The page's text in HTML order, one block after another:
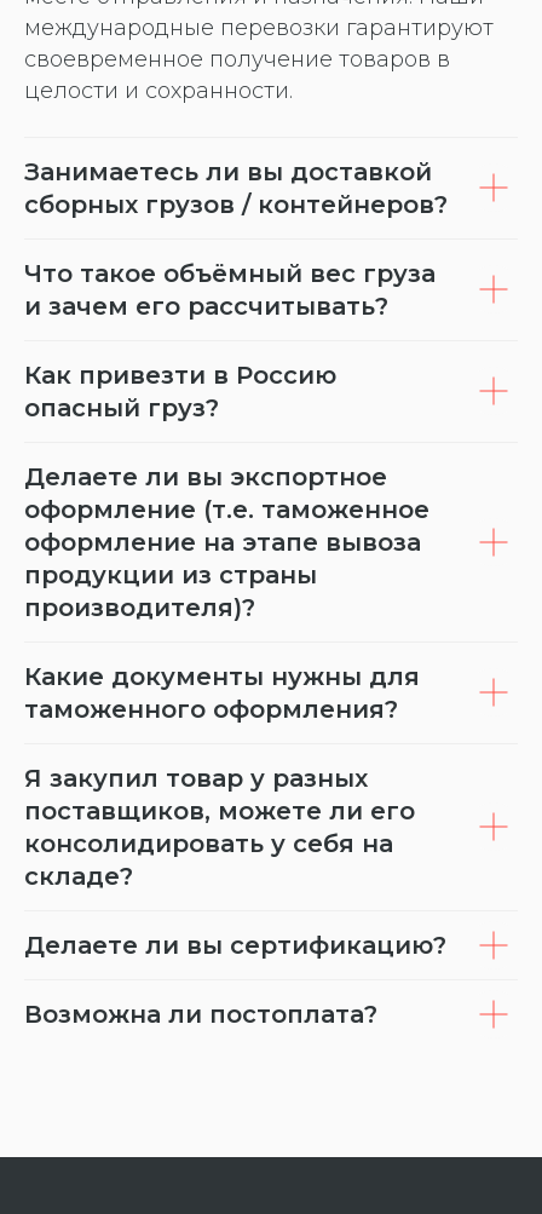
международные перевозки гарантируют
своевременное получение товаров в
целости и сохранности.
Занимаетесь ли вы доставкой
сборных грузов / контейнеров?
Что такое объёмный вес груза
и зачем его рассчитывать?
Как привезти в Россию
опасный груз?
Делаете ли вы экспортное
оформление (т.е. таможенное
оформление на этапе вывоза
продукции из страны
производителя)?
Какие документы нужны для
таможенного оформления?
Я закупил товар у разных
поставщиков, можете ли его
консолидировать у себя на
складе?
Делаете ли вы сертификацию?
Возможна ли постоплата?